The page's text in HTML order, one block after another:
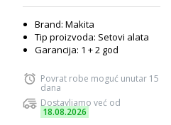
Brand: Makita
Tip proizvoda: Setovi alata
Garancija: 1 + 2 god
Povrat robe moguć unutar 15
dana
Dostavljamo već od
18.08.2026